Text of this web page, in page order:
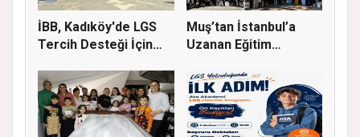
İBB, Kadıköy'de LGS
Tercih Desteği İçin
Muş’tan İstanbul’a
Uzanan Eğitim